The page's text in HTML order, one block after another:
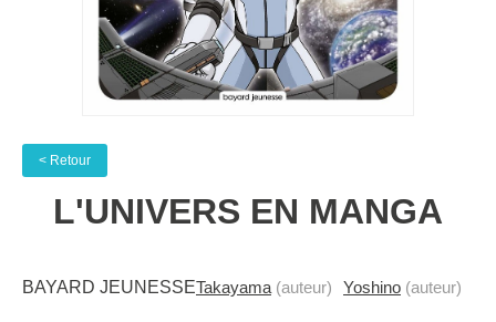
< Retour
L'UNIVERS EN MANGA
BAYARD JEUNESSETakayama (auteur) Yoshino (auteur)